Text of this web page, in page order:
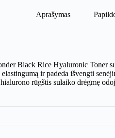
Aprašymas
Black Rice Hyaluronic Toner
ir padeda išvengti
rūgštis sulaiko drėgmę